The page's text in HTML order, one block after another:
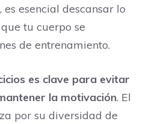
esencial descansar lo
tu cuerpo se
de entrenamiento.
es clave para evitar
la motivación. El
por su diversidad de